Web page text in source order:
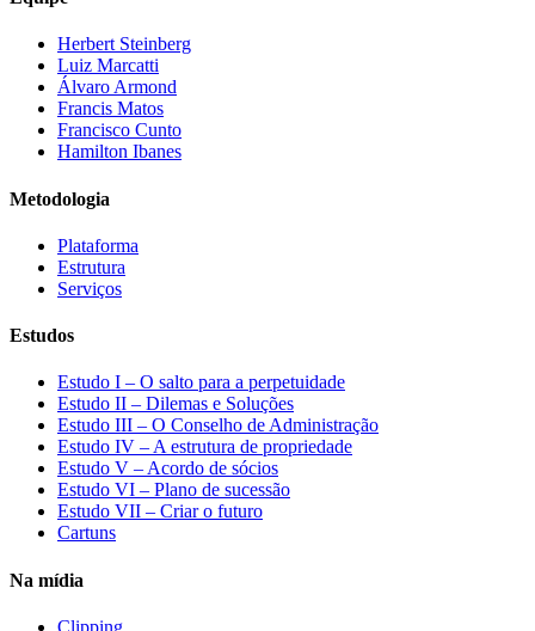
Herbert Steinberg
Luiz Marcatti
Álvaro Armond
Francis Matos
Francisco Cunto
Hamilton Ibanes
Metodologia
Plataforma
Estrutura
Serviços
Estudos
Estudo I – O salto para a perpetuidade
Estudo II – Dilemas e Soluções
Estudo III – O Conselho de Administração
Estudo IV – A estrutura de propriedade
Estudo V – Acordo de sócios
Estudo VI – Plano de sucessão
Estudo VII – Criar o futuro
Cartuns
Na mídia
Clipping